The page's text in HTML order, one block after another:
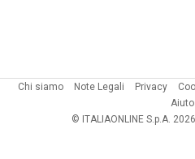
Chi siamo Note Legali Privacy
Aiuto
© ITALIAONLINE S.p.A.